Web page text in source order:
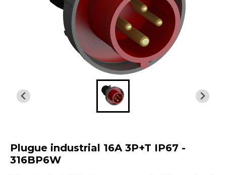
Plugue industrial 16A 3P+T IP67 -
316BP6W